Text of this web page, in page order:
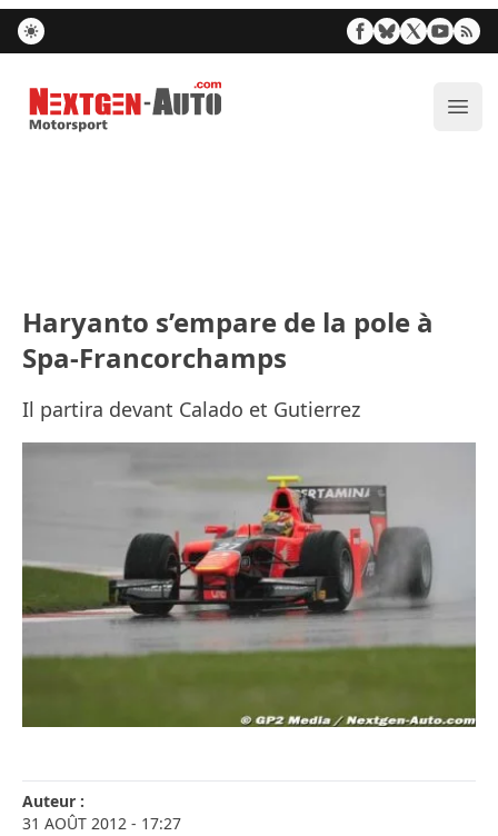
Nextgen-Auto.com
Haryanto s’empare de la pole à
Spa-Francorchamps
Il partira devant Calado et Gutierrez
Auteur :
31 AOÛT 2012 - 17:27